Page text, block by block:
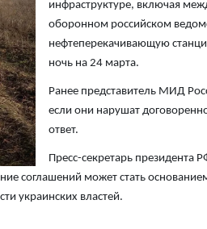
инфраструктуре, включая
оборонном российском
нефтеперекачивающую
ночь на 24 марта.
Ранее представитель МИД
если они нарушат
ответ.
Пресс-секретарь президента
соглашений может стать
украинских властей.